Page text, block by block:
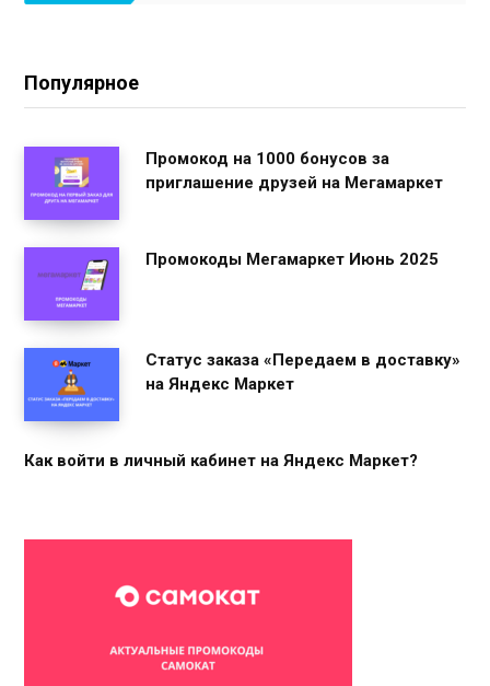
Популярное
Промокод на 1000 бонусов за
приглашение друзей на Мегамаркет
Промокоды Мегамаркет Июнь 2025
Статус заказа «Передаем в доставку»
на Яндекс Маркет
Как войти в личный кабинет на Яндекс Маркет?